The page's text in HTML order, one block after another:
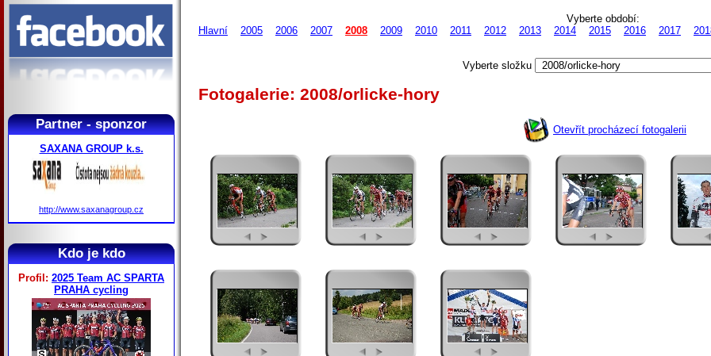
Partner - sponzor
SAXANA GROUP k.s.
http://www.saxanagroup.cz
Kdo je kdo
Profil: 2025 Team AC SPARTA
PRAHA cycling
Vyberte období:
Hlavní
2005 2006 2007 2008 2009 2010 2011 2012 2013 2014 2015 2016 2017
Vyberte složku
Fotogalerie: 2008/orlicke-hory
Otevřít procházecí fotogalerii